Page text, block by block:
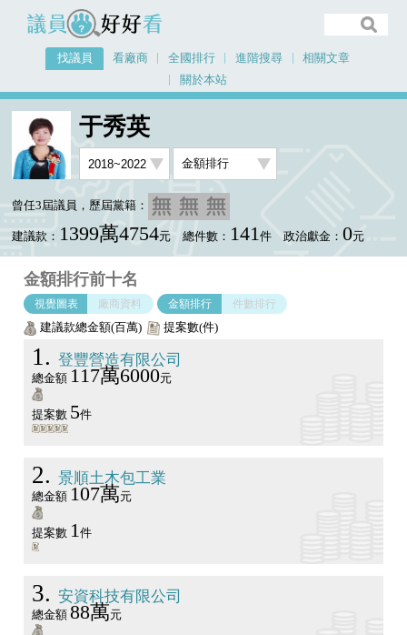
議員好好看
找議員 看廠商 全國排行 進階搜尋
相關文章
關於本站
首頁 找議員
于秀英
曾任3屆議員，歷屆黨籍：
建議款： 1399萬4754元 總件數： 141件 政治獻金： 0元
金額排行前十名
視覺圖表 廠商資料 金額排行 件數排行
建議款總金額(百萬) 提案數(件)
1 登豐營造有限公司
總金額 117萬6000元
提案數 5件
2 景順土木包工業
總金額 107萬元
提案數 1 件
3 安資科技有限公司
總金額 88萬元